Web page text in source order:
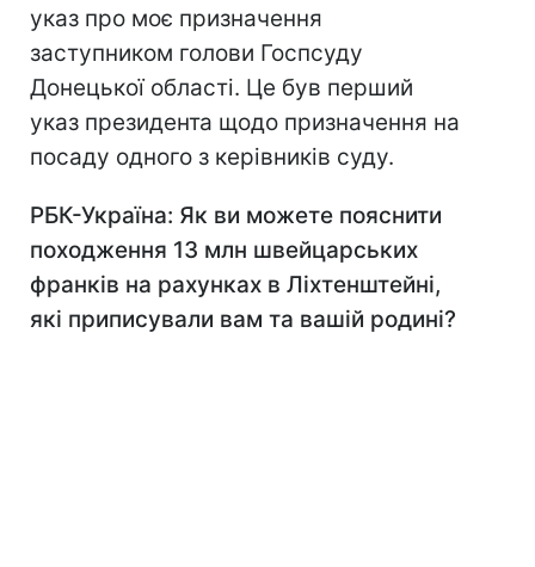
указ про моє призначення
заступником голови Госпсуду
Донецької області. Це був перший
указ президента щодо призначення на
посаду одного з керівників суду.
РБК-Україна: Як ви можете пояснити
походження 13 млн швейцарських
франків на рахунках в Ліхтенштейні,
які приписували вам та вашій родині?